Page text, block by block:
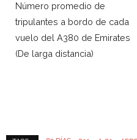
Número promedio de
tripulantes a bordo de cada
vuelo del A380 de Emirates
(De larga distancia)